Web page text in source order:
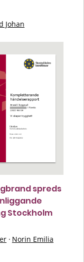
Johan
spreds
Stockholm
· Norin Emilia